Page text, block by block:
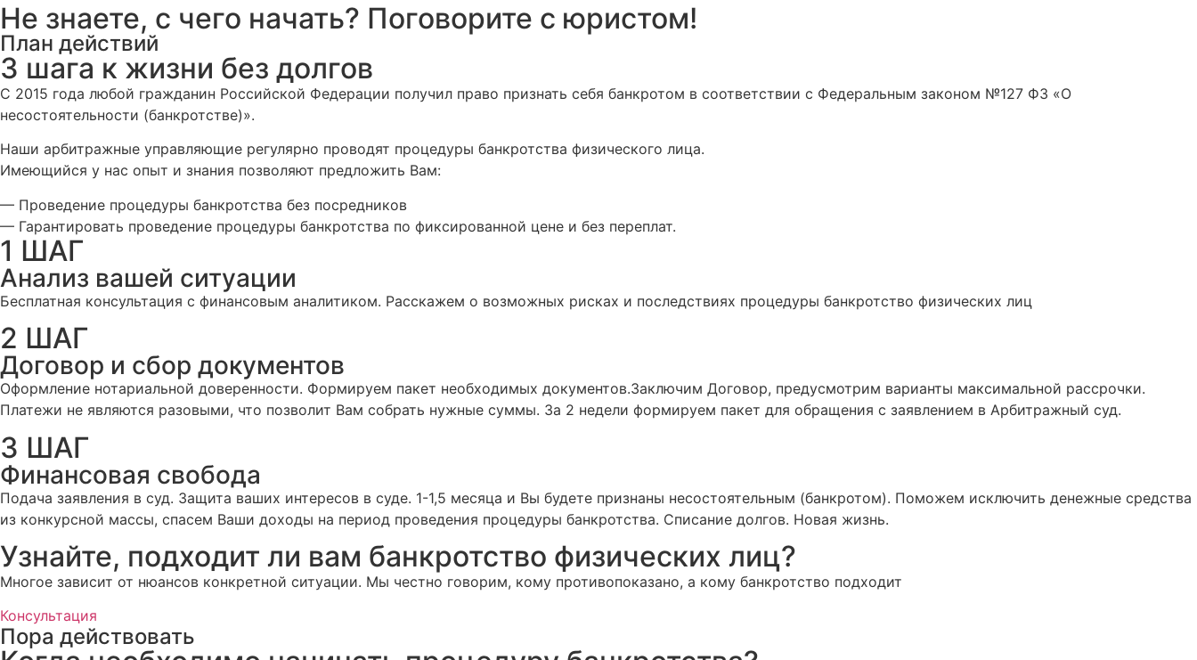
Не знаете, с чего начать? Поговорите с юристом!
План действий
3 шага к жизни без долгов
С 2015 года любой гражданин Российской Федерации получил право признать себя банкротом в соответствии с Федеральным законом №127 ФЗ «О
несостоятельности (банкротстве)».
Наши арбитражные управляющие регулярно проводят процедуры банкротства физического лица.
Имеющийся у нас опыт и знания позволяют предложить Вам:
— Проведение процедуры банкротства без посредников
— Гарантировать проведение процедуры банкротства по фиксированной цене и без переплат.
1 ШАГ
Анализ вашей ситуации
Бесплатная консультация с финансовым аналитиком. Расскажем о возможных рисках и последствиях процедуры банкротство физических лиц
2 ШАГ
Договор и сбор документов
Оформление нотариальной доверенности. Формируем пакет необходимых документов.Заключим Договор, предусмотрим варианты максимальной рассрочки.
Платежи не являются разовыми, что позволит Вам собрать нужные суммы. За 2 недели формируем пакет для обращения с заявлением в Арбитражный суд.
3 ШАГ
Финансовая свобода
Подача заявления в суд. Защита ваших интересов в суде. 1-1,5 месяца и Вы будете признаны несостоятельным (банкротом). Поможем исключить денежные средства
из конкурсной массы, спасем Ваши доходы на период проведения процедуры банкротства. Списание долгов. Новая жизнь.
Узнайте, подходит ли вам банкротство физических лиц?
Многое зависит от нюансов конкретной ситуации. Мы честно говорим, кому противопоказано, а кому банкротство подходит
Консультация
Пора действовать